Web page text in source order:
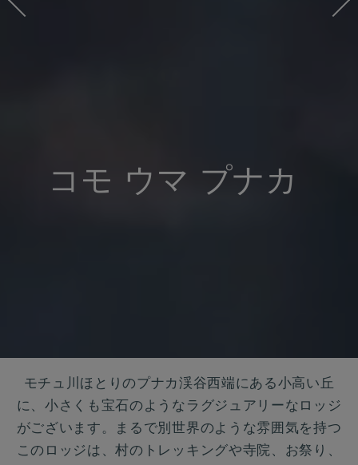
コモ ウマ プナカ
モチュ川ほとりのプナカ渓谷西端にある小高い丘
に、小さくも宝石のようなラグジュアリーなロッジ
がございます。まるで別世界のような雰囲気を持つ
このロッジは、村のトレッキングや寺院、お祭り、